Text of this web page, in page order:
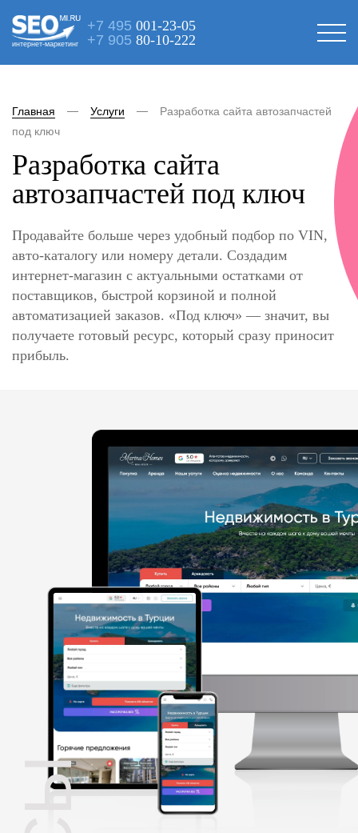
интернет-маркетинг
+7 495 001-23-05
+7 905 80-10-222
Главная Услуги
Разработка сайта автозапчастей
под ключ
Разработка сайта
автозапчастей под ключ
Продавайте больше через удобный подбор по VIN,
авто-каталогу или номеру детали. Создадим
интернет-магазин с актуальными остатками от
поставщиков, быстрой корзиной и полной
автоматизацией заказов. «Под ключ» — значит, вы
получаете готовый ресурс, который сразу приносит
прибыль.